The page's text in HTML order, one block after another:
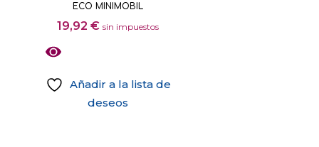
ECO MINIMOBIL
19,92€ sin impuestos
Añadir a la lista de
deseos